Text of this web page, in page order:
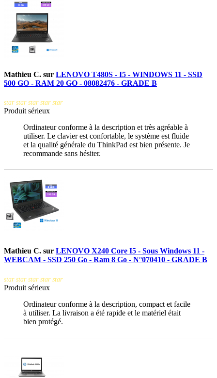
Mathieu C. sur LENOVO T480S - I5 - WINDOWS 11 - SSD
500 GO - RAM 20 GO - 08082476 - GRADE B
star star star star star
Produit sérieux
Ordinateur conforme à la description et très agréable à
utiliser. Le clavier est confortable, le système est fluide
et la qualité générale du ThinkPad est bien présente. Je
recommande sans hésiter.
Mathieu C. sur LENOVO X240 Core I5 - Sous Windows 11 -
WEBCAM - SSD 250 Go - Ram 8 Go - N°070410 - GRADE B
star star star star star
Produit sérieux
Ordinateur conforme à la description, compact et facile
à utiliser. La livraison a été rapide et le matériel était
bien protégé.